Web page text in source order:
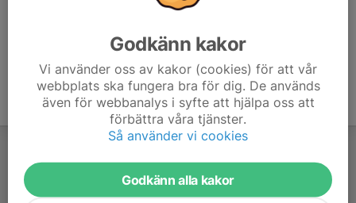
Godkänn kakor
Vi använder oss av kakor (cookies) för att vår
webbplats ska fungera bra för dig. De används
även för webbanalys i syfte att hjälpa oss att
förbättra våra tjänster.
Så använder vi cookies
Godkänn alla kakor